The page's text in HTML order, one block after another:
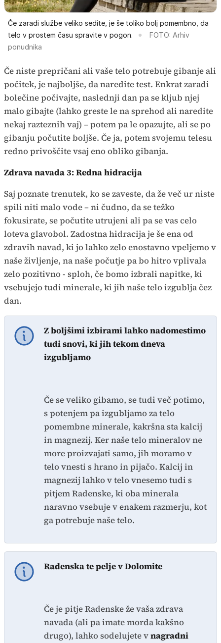
Če zaradi službe veliko sedite, je še toliko bolj pomembno, da
telo v prostem času spravite v pogon.
FOTO: Arhiv
ponudnika
Če niste prepričani ali vaše telo potrebuje gibanje ali
počitek, je najboljše, da naredite test. Enkrat zaradi
bolečine počivajte, naslednji dan pa se kljub njej
malo gibajte (lahko greste le na sprehod ali naredite
nekaj razteznih vaj) – potem pa le opazujte, ali se po
gibanju počutite boljše. Če ja, potem svojemu telesu
redno privoščite vsaj eno obliko gibanja.
Zdrava navada 3: Redna hidracija
Saj poznate trenutek, ko se zaveste, da že več ur niste
spili niti malo vode – ni čudno, da se težko
fokusirate, se počutite utrujeni ali pa se vas celo
loteva glavobol. Zadostna hidracija je še ena od
zdravih navad, ki jo lahko zelo enostavno vpeljemo v
naše življenje, na naše počutje pa bo hitro vplivala
zelo pozitivno - sploh, če bomo izbrali napitke, ki
vsebujejo tudi minerale, ki jih naše telo izgublja čez
dan.
Z boljšimi izbirami lahko nadomestimo
tudi snovi, ki jih tekom dneva
izgubljamo
Če se veliko gibamo, se tudi več potimo,
s potenjem pa izgubljamo za telo
pomembne minerale, kakršna sta kalcij
in magnezij. Ker naše telo mineralov ne
more proizvajati samo, jih moramo v
telo vnesti s hrano in pijačo. Kalcij in
magnezij lahko v telo vnesemo tudi s
pitjem Radenske, ki oba minerala
naravno vsebuje v enakem razmerju, kot
ga potrebuje naše telo.
Radenskate pelje v Dolomite
Če je pitje Radenske že vaša zdrava
navada (ali pa imate morda kakšno
drugo), lahko sodelujete vnagradni